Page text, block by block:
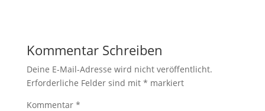
Kommentar Schreiben
Deine E-Mail-Adresse wird nicht veröffentlicht.
Erforderliche Felder sind mit * markiert
Kommentar *